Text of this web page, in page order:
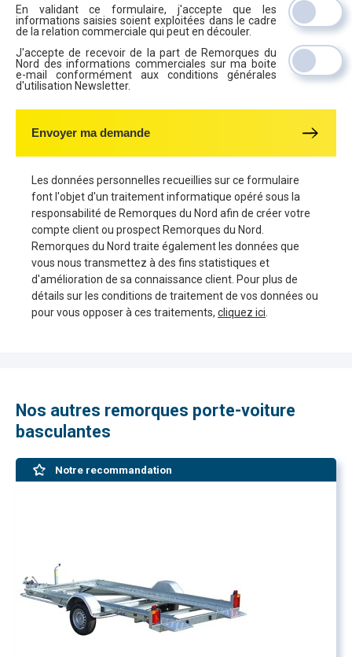
En validant ce formulaire, j'accepte que les
informations saisies soient exploitées dans le cadre
de la relation commerciale qui peut en découler.
J'accepte de recevoir de la part de Remorques du
Nord des informations commerciales sur ma boite
e-mail conformément aux conditions générales
d'utilisation Newsletter.
Envoyer ma demande
Les données personnelles recueillies sur ce formulaire
font l'objet d'un traitement informatique opéré sous la
responsabilité de Remorques du Nord afin de créer votre
compte client ou prospect Remorques du Nord.
Remorques du Nord traite également les données que
vous nous transmettez à des fins statistiques et
d'amélioration de sa connaissance client. Pour plus de
détails sur les conditions de traitement de vos données ou
pour vous opposer à ces traitements, cliquez ici.
Nos autres remorques porte-voiture
basculantes
Notre recommandation